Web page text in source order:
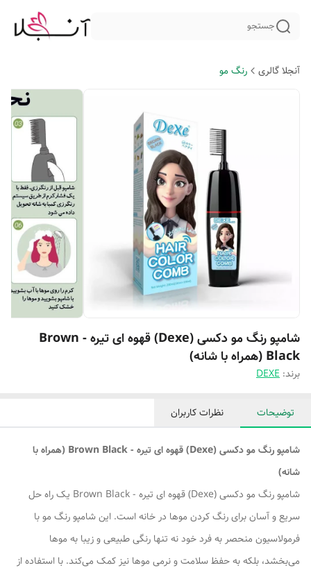
جستجو
آنجلا گالری رنگ مو
شامپو رنگ مو دکسی (Dexe) قهوه ای تیره - Brown
Black (همراه با شانه)
برند: DEXE
توضیحات نظرات کاربران
شامپو رنگ مو دکسی (Dexe) قهوه ای تیره - Brown Black (همراه با
شانه)
شامپو رنگ مو دکسی (Dexe) قهوه ای تیره - Brown Black یک راه حل
سریع و آسان برای رنگ کردن موها در خانه است. این شامپو رنگ مو با
فرمولاسیون منحصر به فرد خود نه تنها رنگی طبیعی و زیبا به موها
می‌بخشد، بلکه به حفظ سلامت و نرمی موها نیز کمک می‌کند. با استفاده از